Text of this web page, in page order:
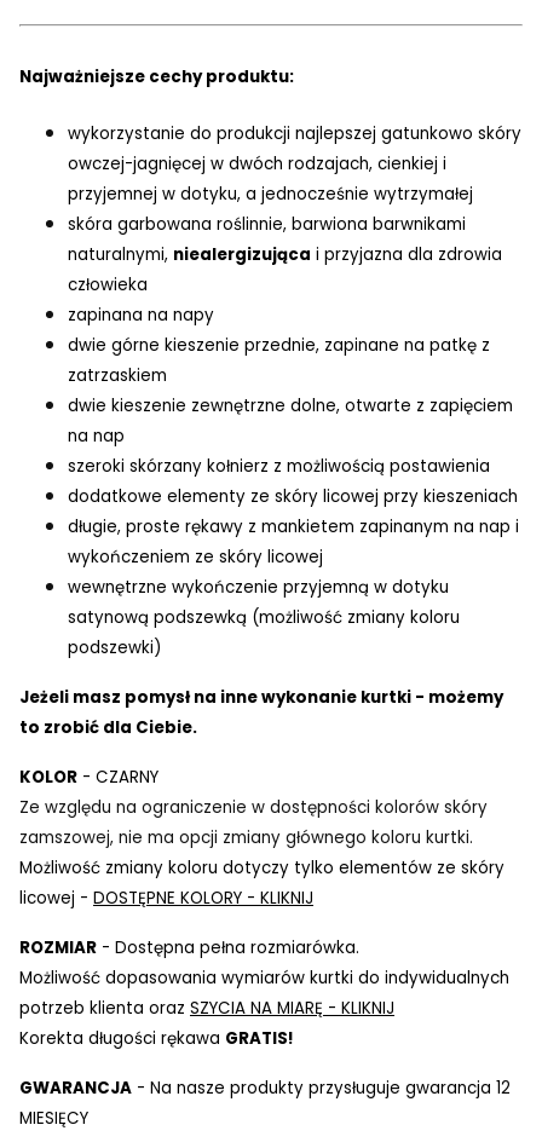
Najważniejsze cechy produktu:
wykorzystanie do produkcji najlepszej gatunkowo skóry
owczej-jagnięcej w dwóch rodzajach, cienkiej i
przyjemnej w dotyku, a jednocześnie wytrzymałej
skóra garbowana roślinnie, barwiona barwnikami
naturalnymi, niealergizująca i przyjazna dla zdrowia
człowieka
zapinana na napy
dwie górne kieszenie przednie, zapinane na patkę z
zatrzaskiem
dwie kieszenie zewnętrzne dolne, otwarte z zapięciem
na nap
szeroki skórzany kołnierz z możliwością postawienia
dodatkowe elementy ze skóry licowej przy kieszeniach
długie, proste rękawy z mankietem zapinanym na nap i
wykończeniem ze skóry licowej
wewnętrzne wykończenie przyjemną w dotyku
satynową podszewką (możliwość zmiany koloru
podszewki)
Jeżeli masz pomysł na inne wykonanie kurtki - możemy
to zrobić dla Ciebie.
KOLOR - CZARNY
Ze względu na ograniczenie w dostępności kolorów skóry
zamszowej, nie ma opcji zmiany głównego koloru kurtki.
Możliwość zmiany koloru dotyczy tylko elementów ze skóry
licowej - DOSTĘPNE KOLORY - KLIKNIJ
ROZMIAR - Dostępna pełna rozmiarówka.
Możliwość dopasowania wymiarów kurtki do indywidualnych
potrzeb klienta oraz SZYCIA NA MIARĘ - KLIKNIJ
Korekta długości rękawa GRATIS!
GWARANCJA - Na nasze produkty przysługuje gwarancja 12
MIESIĘCY